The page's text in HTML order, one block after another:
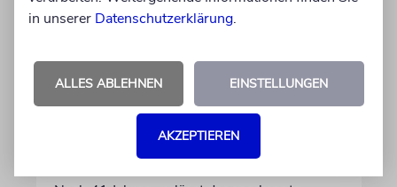
FRANKREICH
Eine Abrechnung mit dem
Judenhass der neuen Linken
in unserer Datenschutzerklärung.
ALLES ABLEHNEN EINSTELLUNGEN
AKZEPTIEREN